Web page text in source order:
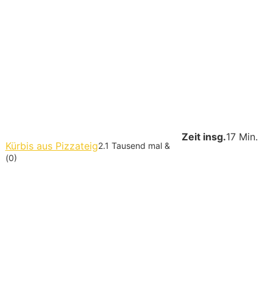
Zeit insg.17 Min.
Kürbis aus Pizzateig2.1 Tausend mal &
(0)